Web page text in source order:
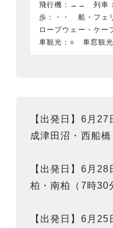
飛行機：→→ 列車
歩：・・ 船・フェ
ロープウェー・ケ
車観光：○ 車窓観
【出発日】6月
成津田沼・西船橋
【出発日】6月
柏・南柏（7時30
【出発日】6月